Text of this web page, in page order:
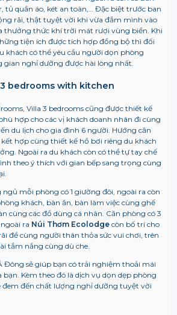
tủ quần áo, két an toàn,… Đặc biệt trước ban
rãi, thật tuyệt vời khi vừa đắm mình vào
thưởng thức khí trời mát rượi vùng biển. Khi
tiện ích được tích hợp đồng bộ thì đối
khách có thể yêu cầu người dọn phòng
gian nghỉ dưỡng được hài lòng nhất.
3 bedrooms with kitchen
Villa 3 bedrooms cũng được thiết kế
hợp cho các vị khách doanh nhân đi cùng
du lịch cho gia đình 6 người. Hướng căn
hợp cùng thiết kế hồ bơi riêng du khách
Ngoài ra du khách còn có thể tự tay chế
theo ý thích với gian bếp sang trọng cùng
mỗi phòng có 1 giường đôi, ngoài ra còn
khách, bàn ăn, bàn làm việc cùng ghế
cùng các đồ dùng cá nhân. Căn phòng có 3
ra Núi Thơm Ecolodgecòn bố trí cho
để cùng người thân thỏa sức vui chơi, trên
tắm nắng cùng dù che.
Đông sẽ giúp bạn có trải nghiệm thoải mái
bạn. Kèm theo đó là dịch vụ dọn dẹp phòng
đem đến chất lượng nghỉ dưỡng tuyệt vời